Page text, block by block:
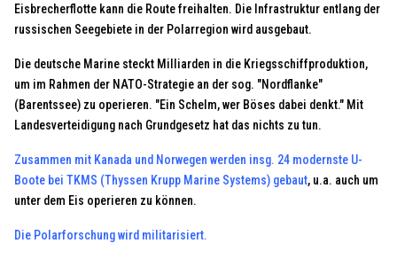
Eisbrecherflotte kann die Route freihalten. Die Infrastruktur entlang der
russischen Seegebiete in der Polarregion wird ausgebaut.
Die deutsche Marine steckt Milliarden in die Kriegsschiffproduktion,
um im Rahmen der NATO-Strategie an der sog. "Nordflanke"
(Barentssee) zu operieren. "Ein Schelm, wer Böses dabei denkt." Mit
Landesverteidigung nach Grundgesetz hat das nichts zu tun.
Zusammen mit Kanada und Norwegen werden insg. 24 modernste U-
Boote bei TKMS (Thyssen Krupp Marine Systems) gebaut, u.a. auch um
unter dem Eis operieren zu können.
Die Polarforschung wird militarisiert.